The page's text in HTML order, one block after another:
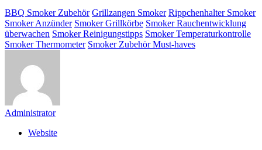
BBQ Smoker Zubehör Grillzangen Smoker Rippchenhalter Smoker
Smoker Anzünder Smoker Grillkörbe Smoker Rauchentwicklung
überwachen Smoker Reinigungstipps Smoker Temperaturkontrolle
Smoker Thermometer Smoker Zubehör Must-haves
Administrator
Website